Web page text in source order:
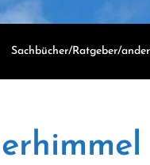
Sachbücher/Ratgeber/